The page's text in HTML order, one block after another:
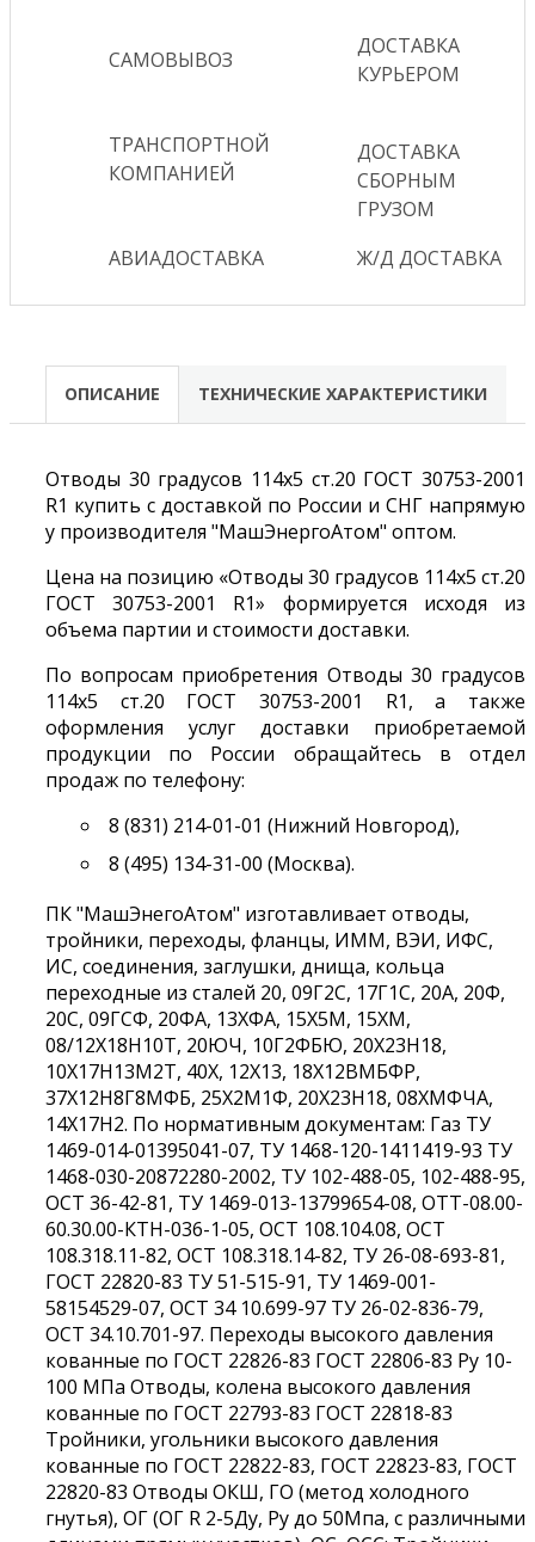
САМОВЫВОЗ
ДОСТАВКА
КУРЬЕРОМ
ТРАНСПОРТНОЙ
КОМПАНИЕЙ
ДОСТАВКА
СБОРНЫМ
ГРУЗОМ
АВИАДОСТАВКА
Ж/Д ДОСТАВКА
ОПИСАНИЕ ТЕХНИЧЕСКИЕ ХАРАКТЕРИСТИКИ
Отводы 30 градусов 114х5 ст.20 ГОСТ 30753-2001
R1 купить с доставкой по России и СНГ напрямую
у производителя "МашЭнергоАтом" оптом.
Цена на позицию «Отводы 30 градусов 114х5 ст.20
ГОСТ 30753-2001 R1» формируется исходя из
объема партии и стоимости доставки.
По вопросам приобретения Отводы 30 градусов
114х5 ст.20 ГОСТ 30753-2001 R1, а также
оформления услуг доставки приобретаемой
продукции по России обращайтесь в отдел
продаж по телефону:
8 (831) 214-01-01 (Нижний Новгород),
8 (495) 134-31-00 (Москва).
ПК "МашЭнегоАтом" изготавливает отводы,
тройники, переходы, фланцы, ИММ, ВЭИ, ИФС,
ИС, соединения, заглушки, днища, кольца
переходные из сталей 20, 09Г2С, 17Г1С, 20А, 20Ф,
20С, 09ГСФ, 20ФА, 13ХФА, 15Х5М, 15ХМ,
08/12Х18Н10Т, 20ЮЧ, 10Г2ФБЮ, 20Х23Н18,
10Х17Н13М2Т, 40Х, 12Х13, 18Х12ВМБФР,
37Х12Н8Г8МФБ, 25Х2М1Ф, 20Х23Н18, 08ХМФЧА,
14Х17Н2. По нормативным документам: Газ ТУ
1469-014-01395041-07, ТУ 1468-120-1411419-93 ТУ
1468-030-20872280-2002, ТУ 102-488-05, 102-488-95,
ОСТ 36-42-81, ТУ 1469-013-13799654-08, ОТТ-08.00-
60.30.00-КТН-036-1-05, ОСТ 108.104.08, ОСТ
108.318.11-82, ОСТ 108.318.14-82, ТУ 26-08-693-81,
ГОСТ 22820-83 ТУ 51-515-91, ТУ 1469-001-
58154529-07, ОСТ 34 10.699-97 ТУ 26-02-836-79,
ОСТ 34.10.701-97. Переходы высокого давления
кованные по ГОСТ 22826-83 ГОСТ 22806-83 Ру 10-
100 МПа Отводы, колена высокого давления
кованные по ГОСТ 22793-83 ГОСТ 22818-83
Тройники, угольники высокого давления
кованные по ГОСТ 22822-83, ГОСТ 22823-83, ГОСТ
22820-83 Отводы ОКШ, ГО (метод холодного
гнутья), ОГ (ОГ R 2-5Ду, Ру до 50Мпа, с различными